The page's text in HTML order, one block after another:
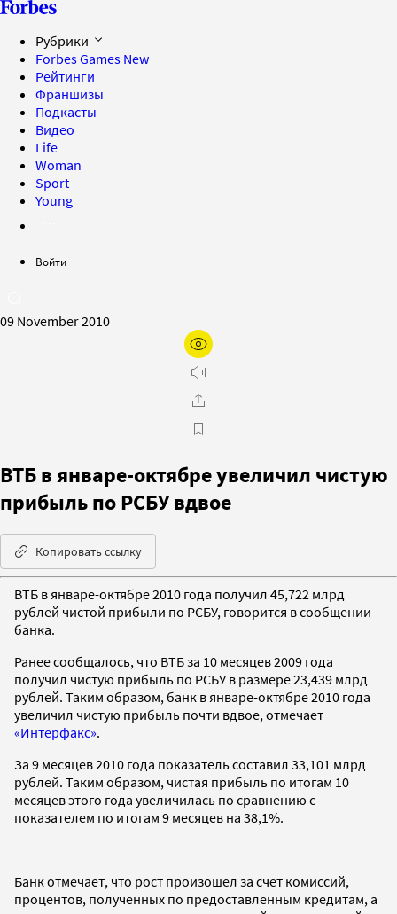
Рубрики
Forbes Games New
Рейтинги
Франшизы
Подкасты
Видео
Life
Woman
Sport
Young
Войти
09 November 2010
ВТБ в январе-октябре увеличил чистую
прибыль по РСБУ вдвое
Копировать ссылку
ВТБ в январе-октябре 2010 года получил 45,722 млрд
рублей чистой прибыли по РСБУ, говорится в сообщении
банка.
Ранее сообщалось, что ВТБ за 10 месяцев 2009 года
получил чистую прибыль по РСБУ в размере 23,439 млрд
рублей. Таким образом, банк в январе-октябре 2010 года
увеличил чистую прибыль почти вдвое, отмечает
«Интерфакс».
За 9 месяцев 2010 года показатель составил 33,101 млрд
рублей. Таким образом, чистая прибыль по итогам 10
месяцев этого года увеличилась по сравнению с
показателем по итогам 9 месяцев на 38,1%.
Банк отмечает, что рост произошел за счет комиссий,
процентов, полученных по предоставленным кредитам, а